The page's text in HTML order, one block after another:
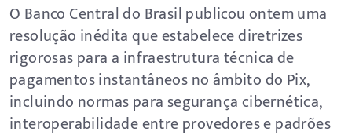
O Banco Central do Brasil publicou ontem uma
resolução inédita que estabelece diretrizes
rigorosas para a infraestrutura técnica de
pagamentos instantâneos no âmbito do Pix,
incluindo normas para segurança cibernética,
interoperabilidade entre provedores e padrões